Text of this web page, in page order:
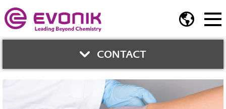
CONTACT